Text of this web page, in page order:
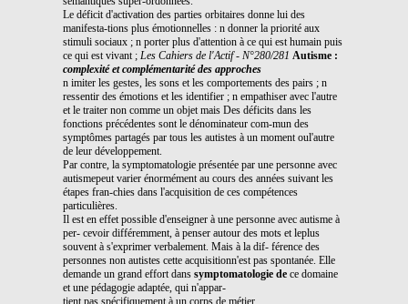
Le déficit d'activation des parties orbitaires donne lui des
manifesta-tions plus émotionnelles : n donner la priorité aux
stimuli sociaux ; n porter plus d'attention à ce qui est humain puis
ce qui est vivant ; Les Cahiers de l'Actif - N°280/281 Autisme :
complexité et complémentarité des approches
n imiter les gestes, les sons et les comportements des pairs ; n
ressentir des émotions et les identifier ; n empathiser avec l'autre
et le traiter non comme un objet mais Des déficits dans les
fonctions précédentes sont le dénominateur com-mun des
symptômes partagés par tous les autistes à un moment oul'autre
de leur développement.
Par contre, la symptomatologie présentée par une personne avec
autismepeut varier énormément au cours des années suivant les
étapes fran-chies dans l'acquisition de ces compétences
particulières.
Il est en effet possible d'enseigner à une personne avec autisme à
per- cevoir différemment, à penser autour des mots et leplus
souvent à s'exprimer verbalement. Mais à la dif- férence des
personnes non autistes cette acquisitionn'est pas spontanée. Elle
demande un grand effort dans symptomatologie de ce domaine
et une pédagogie adaptée, qui n'appar-
tient pas spécifiquement à un corps de métier.